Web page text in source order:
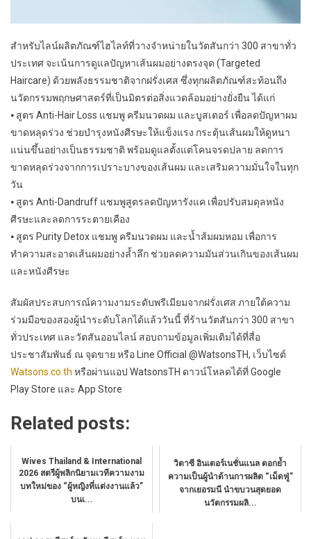
สำหรับไลน์ผลิตภัณฑ์ไฮไลท์ที่วางจำหน่ายในวัตสันกว่า 300 สาขาทั่ว
ประเทศ จะเน้นการดูแลปัญหาเส้นผมอย่างตรงจุด (Targeted
Haircare) ด้วยพลังธรรมชาติจากฝรั่งเศส ซึ่งทุกผลิตภัณฑ์สะท้อนถึง
นวัตกรรมพฤกษศาสตร์ที่เป็นมิตรต่อสิ่งแวดล้อมอย่างยั่งยืน ได้แก่
⦁ สูตร Anti-Hair Loss แชมพู ครีมนวดผม และบูสเตอร์ เพื่อลดปัญหาผม
ขาดหลุดร่วง ช่วยบำรุงหนังศีรษะให้แข็งแรง กระตุ้นเส้นผมให้ดูหนา
แน่นขึ้นอย่างเป็นธรรมชาติ พร้อมดูแลตั้งแต่โคนจรดปลาย ลดการ
ขาดหลุดร่วงจากการเปราะบางของเส้นผม และเสริมความมั่นใจในทุก
วัน
⦁ สูตร Anti-Dandruff แชมพูสูตรลดปัญหารังแค เพื่อปรับสมดุลหนัง
ศีรษะและลดการระตายเคือง
⦁ สูตร Purity Detox แชมพู ครีมนวดผม และน้ำส้มผมหอม เพื่อการ
ทำความสะอาดเส้นผมอย่างล้ำลึก ช่วยลดความมันส่วนเกินของเส้นผม
และหนังศีรษะ
สัมผัสประสบการณ์ความงามระดับพรีเมียมจากฝรั่งเศส ภายใต้ความ
ร่วมมือของสองผู้นำระดับโลกได้แล้ววันนี้ ที่ร้านวัตสันกว่า 300 สาขา
ทั่วประเทศ และวัตสันออนไลน์ สอบถามข้อมูลเพิ่มเติมได้ที่สื่อ
ประชาสัมพันธ์ ณ จุดขาย หรือ Line Official @WatsonsTH, เว็บไซต์
Watsons.co.th หรือผ่านแอป WatsonsTH ดาวน์โหลดได้ที่ Google
Play Store และ App Store
Related posts:
Wives Thailand & International
2026 สตรีผู้พลิกนิยามเวทีความงาม
บทใหม่ของ “ผู้หญิงที่แต่งงานแล้ว”
บนเ...
วิตาซี อินเตอร์เนชั่นแนล ตอกย้ำ
ความเป็นผู้นำด้านการผลิต “เม็ดฟู่”
จากเยอรมนี นำขบวนสุดยอด
นวัตกรรมผลิ...